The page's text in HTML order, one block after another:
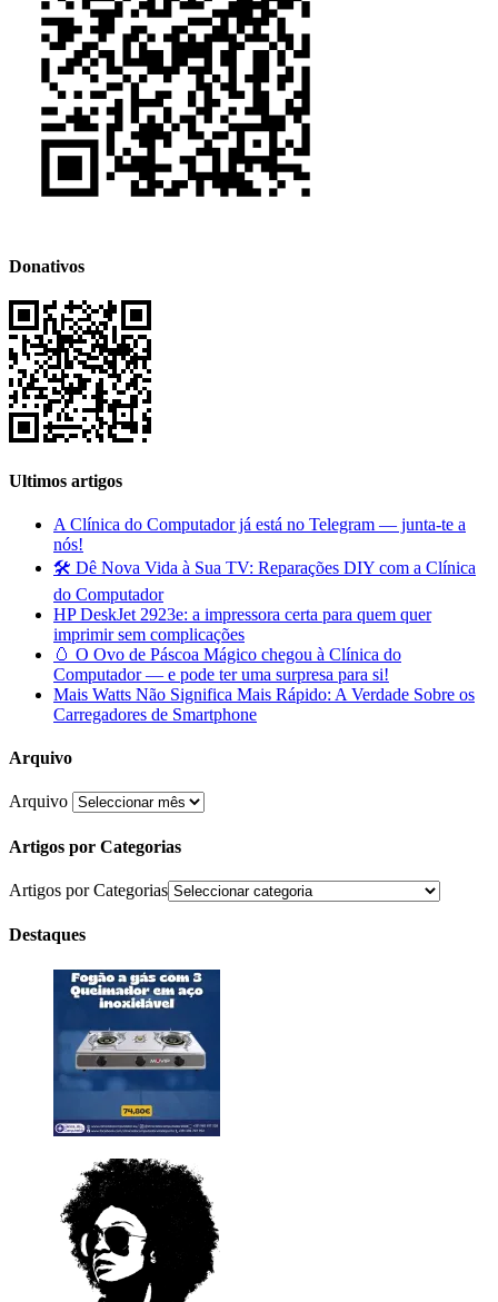
Donativos
Ultimos artigos
A Clínica do Computador já está no Telegram — junta-te a
nós!
🛠️ Dê Nova Vida à Sua TV: Reparações DIY com a Clínica
do Computador
HP DeskJet 2923e: a impressora certa para quem quer
imprimir sem complicações
🥚 O Ovo de Páscoa Mágico chegou à Clínica do
Computador — e pode ter uma surpresa para si!
Mais Watts Não Significa Mais Rápido: A Verdade Sobre os
Carregadores de Smartphone
Arquivo
Arquivo
Artigos por Categorias
Artigos por Categorias
Destaques